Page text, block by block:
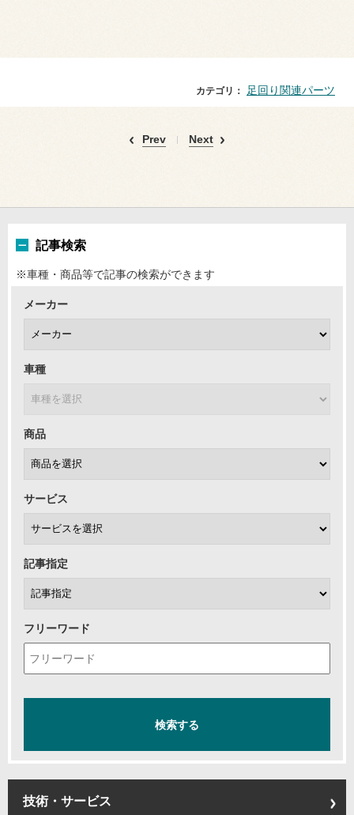
カテゴリ： 足回り関連パーツ
Prev Next
記事検索
※車種・商品等で記事の検索ができます
メーカー
車種
商品
サービス
記事指定
フリーワード
技術・サービス